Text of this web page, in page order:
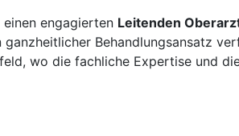
engagierten Leitenden
Behandlungsansatz
wo die fachliche Expertise und